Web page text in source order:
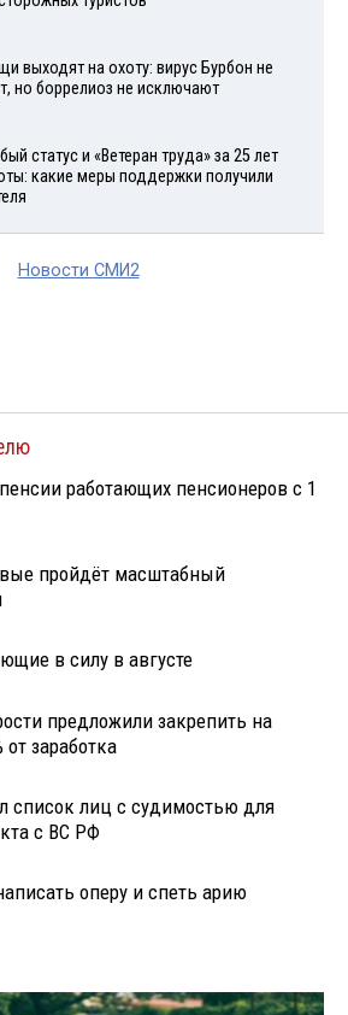
выходят на охоту: вирус Бурбон не
но боррелиоз не исключают
статус и «Ветеран труда» за 25 лет
какие меры поддержки получили
Новости СМИ2
работающих пенсионеров с 1
пройдёт масштабный
в силу в августе
предложили закрепить на
заработка
список лиц с судимостью для
с ВС РФ
оперу и спеть арию